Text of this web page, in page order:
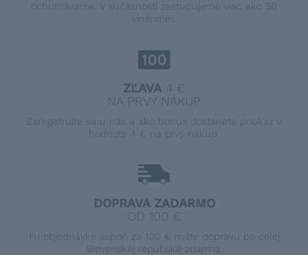
ochutnávame. V súčasnosti zastupujeme viac ako 50
vinárstiev.
ZĽAVA 4 €
NA PRVÝ NÁKUP
Zaregistrujte sa u nás a ako bonus dostanete poukaz v
hodnote 4 € na prvý nákup.
DOPRAVA ZADARMO
OD 100 €
Pri objednávke aspoň za 100 € máte dopravu po celej
Slovenskej republike zdarma.